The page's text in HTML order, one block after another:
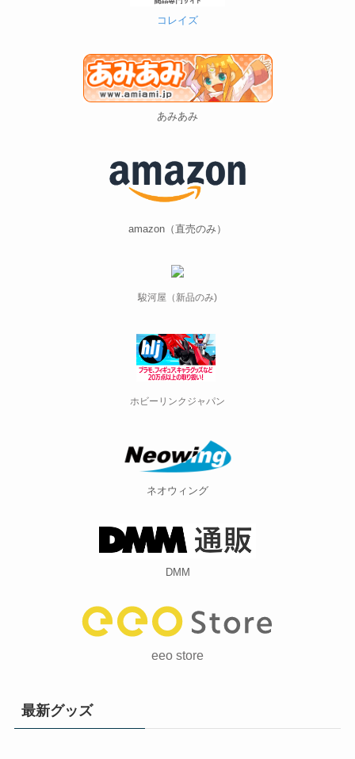
コレイズ
あみあみ
amazon（直売のみ）
駿河屋（新品のみ)
ホビーリンクジャパン
ネオウィング
DMM
eeo store
最新グッズ